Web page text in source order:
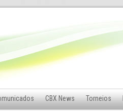
CBX News Torneios